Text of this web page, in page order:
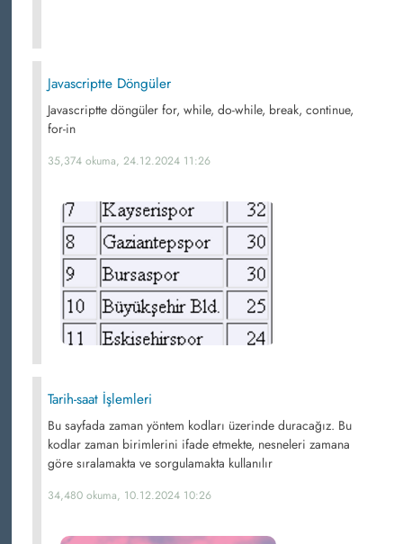
Javascriptte Döngüler
Javascriptte döngüler for, while, do-while, break, continue,
for-in
35,374 okuma, 24.12.2024 11:26
Tarih-saat İşlemleri
Bu sayfada zaman yöntem kodları üzerinde duracağız. Bu
kodlar zaman birimlerini ifade etmekte, nesneleri zamana
göre sıralamakta ve sorgulamakta kullanılır
34,480 okuma, 10.12.2024 10:26